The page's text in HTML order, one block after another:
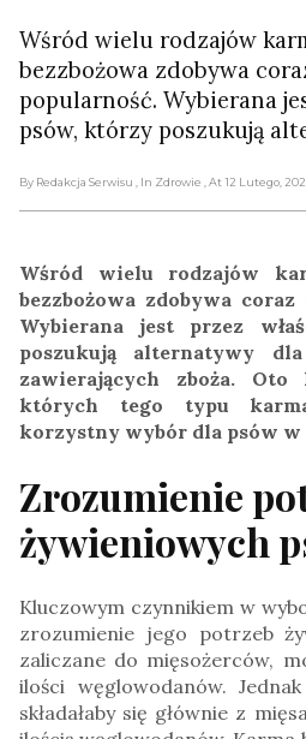
Wśród wielu rodzajów
bezzbożowa zdobywa
popularność. Wybierana
psów, którzy poszukują
By Redakcja Serwisu , In Zdrowie , At 12 Lutego,
Wśród wielu rodzajów
bezzbożowa zdobywa
Wybierana jest przez
poszukują alternatywy
zawierających zboża.
których tego typu
korzystny wybór dla psów
Zrozumienie
żywieniowych
Kluczowym czynnikiem w
zrozumienie jego potrzeb
zaliczane do mięsożerców,
ilości węglowodanów.
składałaby się głównie z